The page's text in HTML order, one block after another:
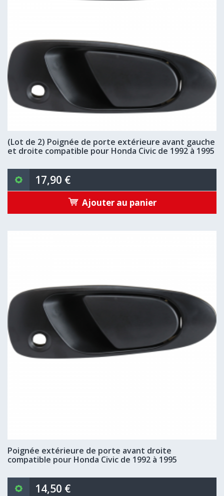
(Lot de 2) Poignée de porte extérieure avant gauche
et droite compatible pour Honda Civic de 1992 à 1995
17,90 €
Ajouter au panier
Poignée extérieure de porte avant droite
compatible pour Honda Civic de 1992 à 1995
14,50 €